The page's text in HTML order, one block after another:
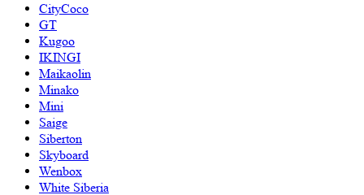
CityCoco
GT
Kugoo
IKINGI
Maikaolin
Minako
Mini
Saige
Siberton
Skyboard
Wenbox
White Siberia